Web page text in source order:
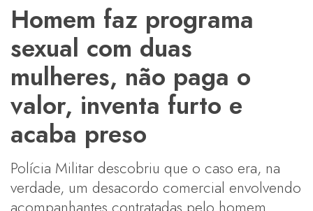
Homem faz programa
sexual com duas
mulheres, não paga o
valor, inventa furto e
acaba preso
Polícia Militar descobriu que o caso era, na
verdade, um desacordo comercial envolvendo